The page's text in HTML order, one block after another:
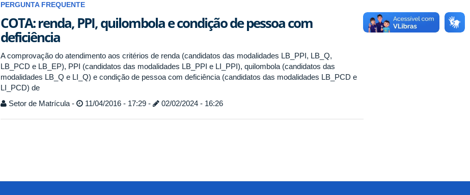
PERGUNTA FREQUENTE
COTA: renda, PPI, quilombola e condição de pessoa com
deficiência
A comprovação do atendimento aos critérios de renda (candidatos das modalidades LB_PPI, LB_Q,
LB_PCD e LB_EP), PPI (candidatos das modalidades LB_PPI e LI_PPI), quilombola (candidatos das
modalidades LB_Q e LI_Q) e condição de pessoa com deficiência (candidatos das modalidades LB_PCD e
LI_PCD) de
Setor de Matrícula -
11/04/2016 - 17:29 - 02/02/2024 - 16:26